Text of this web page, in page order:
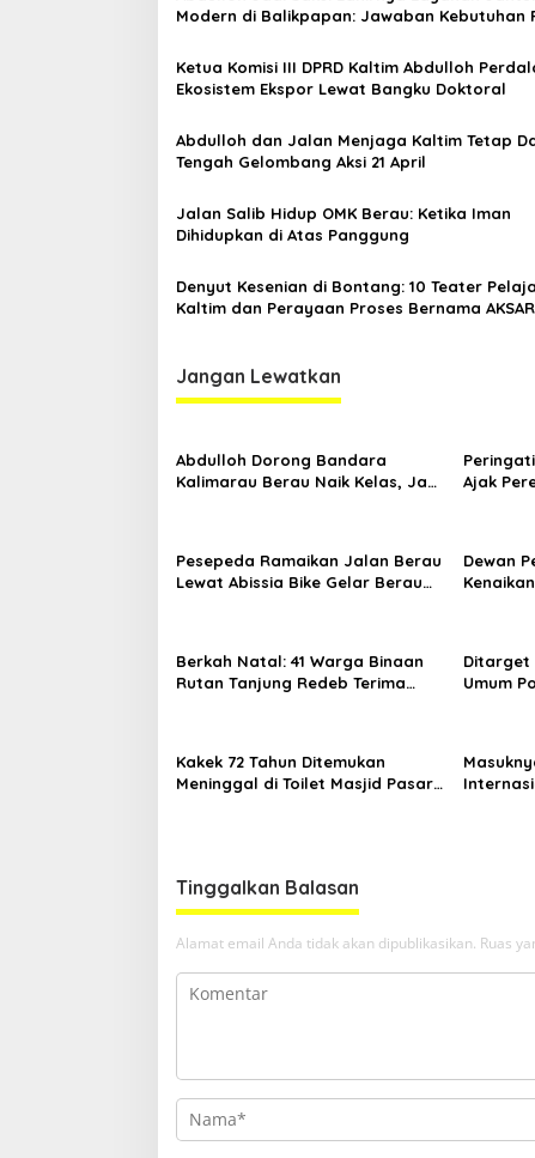
p
s
Modern di Balikpapan: Jawaban Kebutuhan
Ketua Komisi III DPRD Kaltim Abdulloh
Ekosistem Ekspor Lewat Bangku Doktoral
Abdulloh dan Jalan Menjaga Kaltim Tetap
Tengah Gelombang Aksi 21 April
Jalan Salib Hidup OMK Berau: Ketika Iman
Dihidupkan di Atas Panggung
Denyut Kesenian di Bontang: 10 Teater
Kaltim dan Perayaan Proses Bernama
Jangan Lewatkan
Abdulloh Dorong Bandara
Kalimarau Berau Naik Kelas, Jadi
Ajak
Pesepeda Ramaikan Jalan Berau
Lewat Abissia Bike Gelar Berau
Dewan
Berkah Natal: 41 Warga Binaan
Rutan Tanjung Redeb Terima
Ditarget
Umum
Kakek 72 Tahun Ditemukan
Meninggal di Toilet Masjid Pasar
Tinggalkan Balasan
Alamat email Anda tidak akan dipublikasikan. Ruas